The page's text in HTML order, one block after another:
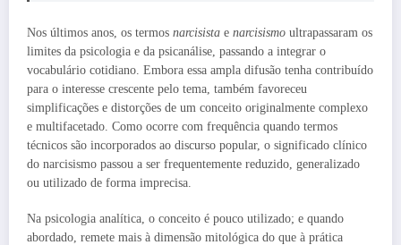
Nos últimos anos, os termos narcisista e narcisismo ultrapassaram os
limites da psicologia e da psicanálise, passando a integrar o
vocabulário cotidiano. Embora essa ampla difusão tenha contribuído
para o interesse crescente pelo tema, também favoreceu
simplificações e distorções de um conceito originalmente complexo
e multifacetado. Como ocorre com frequência quando termos
técnicos são incorporados ao discurso popular, o significado clínico
do narcisismo passou a ser frequentemente reduzido, generalizado
ou utilizado de forma imprecisa.
Na psicologia analítica, o conceito é pouco utilizado; e quando
abordado, remete mais à dimensão mitológica do que à prática